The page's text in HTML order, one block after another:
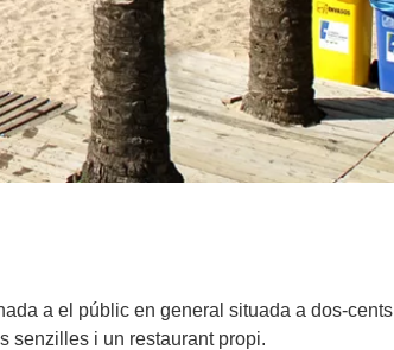
a el públic en general situada a dos-cents
senzilles i un restaurant propi.